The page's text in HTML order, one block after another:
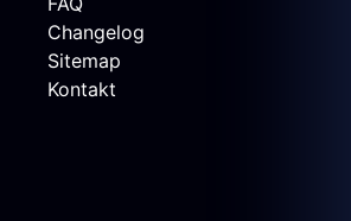
Changelog
Sitemap
Kontakt